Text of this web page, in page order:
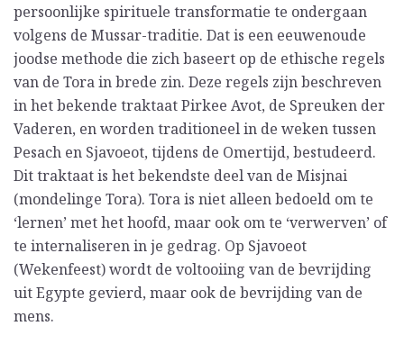
persoonlijke spirituele transformatie te ondergaan
volgens de Mussar-traditie. Dat is een eeuwenoude
joodse methode die zich baseert op de ethische regels
van de Tora in brede zin. Deze regels zijn beschreven
in het bekende traktaat Pirkee Avot, de Spreuken der
Vaderen, en worden traditioneel in de weken tussen
Pesach en Sjavoeot, tijdens de Omertijd, bestudeerd.
Dit traktaat is het bekendste deel van de Misjnai
(mondelinge Tora). Tora is niet alleen bedoeld om te
‘lernen’ met het hoofd, maar ook om te ‘verwerven’ of
te internaliseren in je gedrag. Op Sjavoeot
(Wekenfeest) wordt de voltooiing van de bevrijding
uit Egypte gevierd, maar ook de bevrijding van de
mens.